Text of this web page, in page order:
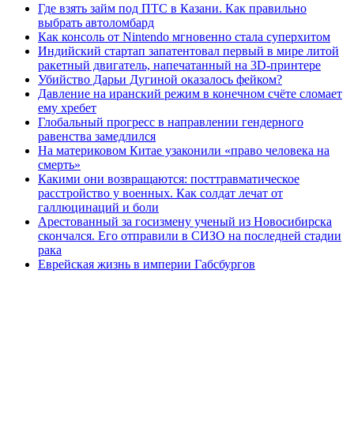
Где взять займ под ПТС в Казани. Как правильно
выбрать автоломбард
Как консоль от Nintendo мгновенно стала суперхитом
Индийский стартап запатентовал первый в мире литой
ракетный двигатель, напечатанный на 3D-принтере
Убийство Дарьи Дугиной оказалось фейком?
Давление на иранский режим в конечном счёте сломает
ему хребет
Глобальный прогресс в направлении гендерного
равенства замедлился
На материковом Китае узаконили «право человека на
смерть»
Какими они возвращаются: посттравматическое
расстройство у военных. Как солдат лечат от
галлюцинаций и боли
Арестованный за госизмену ученый из Новосибирска
скончался. Его отправили в СИЗО на последней стадии
рака
Еврейская жизнь в империи Габсбургов